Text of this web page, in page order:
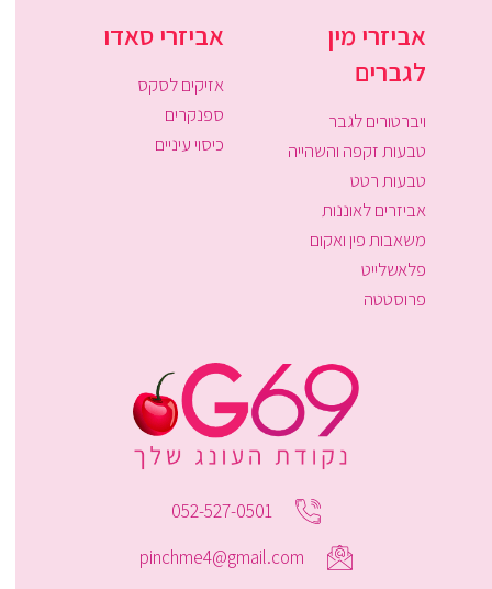
אביזרי מין
לגברים
ויברטורים לגבר
טבעות זקפה והשהייה
טבעות רטט
אביזרים לאוננות
משאבות פין ואקום
פלאשלייט
פרוסטטה
אביזרי סאדו
אזיקים לסקס
ספנקרים
כיסוי עיניים
052-527-0501
pinchme4@gmail.com